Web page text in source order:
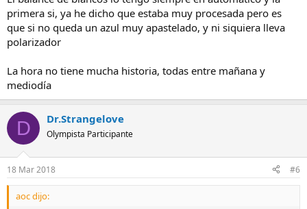
primera si, ya he dicho que estaba muy procesada pero es
que si no queda un azul muy apastelado, y ni siquiera lleva
polarizador
La hora no tiene mucha historia, todas entre mañana y
mediodía
D Dr.Strangelove
Olympista Participante
18 Mar 2018 #6
aoc dijo: